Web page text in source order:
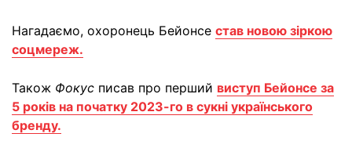
Нагадаємо, охоронець Бейонсе став новою зіркою
соцмереж.
Також Фокус писав про перший виступ Бейонсе за
5 років на початку 2023-го в сукні українського
бренду.